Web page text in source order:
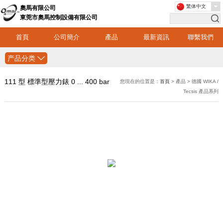
奧馬有限公司
東莞市奧馬控制設備有限公司
首頁 公司簡介 產品 最新資訊 聯繫我們
繁体中文
产品分类
111 型 標準型壓力錶 0 ... 400 bar 您現在的位置是：首頁 > 產品 > 德國 WIKA /
Tecsis 產品系列